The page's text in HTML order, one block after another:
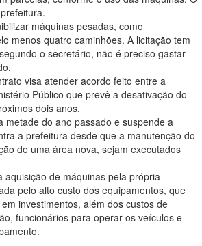
máquinas pesadas, como
menos quatro caminhões. A licitação tem
o secretário, não é preciso gastar
visa atender acordo feito entre a
Público que prevê a desativação do
dois anos.
metade do ano passado e suspende a
a prefeitura desde que a manutenção do
de uma área nova, sejam executados
aquisição de máquinas pela própria
pelo alto custo dos equipamentos, que
investimentos, além dos custos de
funcionários para operar os veículos e